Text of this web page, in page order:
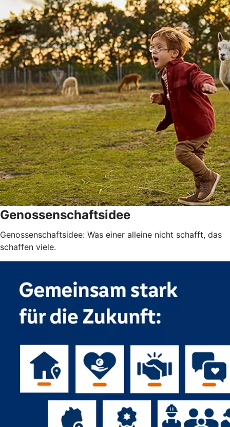
Genossenschaftsidee
Genossenschaftsidee: Was einer alleine nicht schafft, das
schaffen viele.